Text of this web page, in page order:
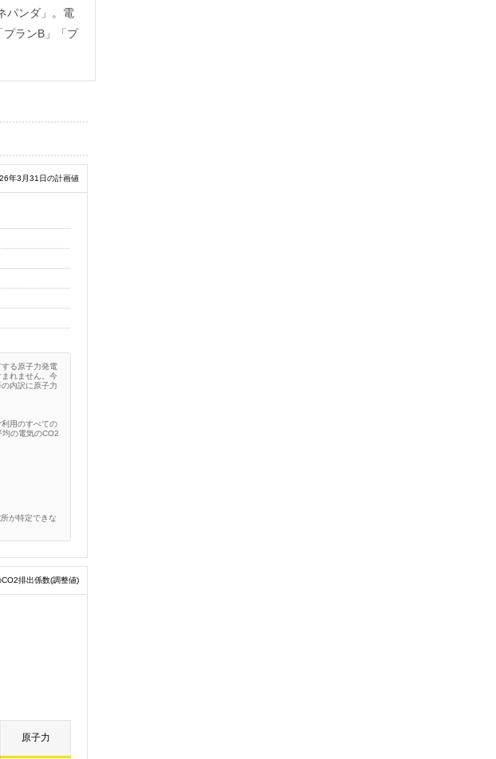
パンダ」。電
プランB」「プ
年3月31日の計画値
る原子力発電
れません。今
内訳に原子力
用のすべての
の電気のCO2
が特定できな
排出係数(調整値)
原子力